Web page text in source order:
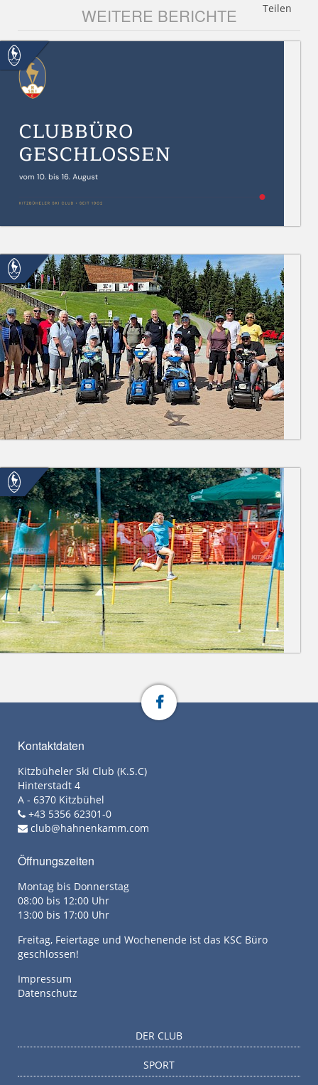
Teilen
WEITERE BERICHTE
Kontaktdaten
Kitzbüheler Ski Club (K.S.C)
Hinterstadt 4
A - 6370 Kitzbühel
+43 5356 62301-0
club@hahnenkamm.com
Öffnungszeiten
Montag bis Donnerstag
08:00 bis 12:00 Uhr
13:00 bis 17:00 Uhr
Freitag, Feiertage und Wochenende ist das KSC Büro
geschlossen!
Impressum
Datenschutz
DER CLUB
SPORT